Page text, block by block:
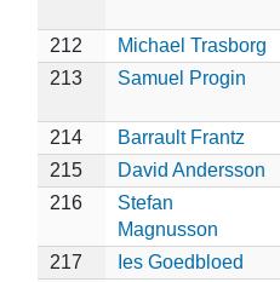
212 Michael Trasborg
213
Samuel Progin
214
Barrault Frantz
215
David Andersson
216
Stefan
Magnusson
217 Ies Goedbloed